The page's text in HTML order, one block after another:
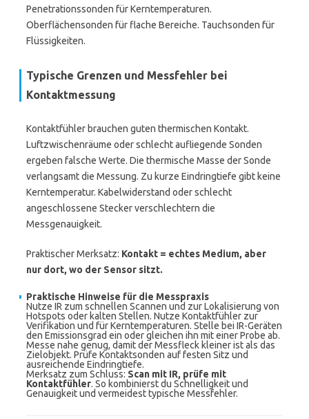
Penetrationssonden für Kerntemperaturen.
Oberflächensonden für flache Bereiche. Tauchsonden für
Flüssigkeiten.
Typische Grenzen und Messfehler bei
Kontaktmessung
Kontaktfühler brauchen guten thermischen Kontakt.
Luftzwischenräume oder schlecht aufliegende Sonden
ergeben falsche Werte. Die thermische Masse der Sonde
verlangsamt die Messung. Zu kurze Eindringtiefe gibt keine
Kerntemperatur. Kabelwiderstand oder schlecht
angeschlossene Stecker verschlechtern die
Messgenauigkeit.
Praktischer Merksatz: Kontakt = echtes Medium, aber
nur dort, wo der Sensor sitzt.
Praktische Hinweise für die Messpraxis
Nutze IR zum schnellen Scannen und zur Lokalisierung von
Hotspots oder kalten Stellen. Nutze Kontaktfühler zur
Verifikation und für Kerntemperaturen. Stelle bei IR-Geräten
den Emissionsgrad ein oder gleichen ihn mit einer Probe ab.
Messe nahe genug, damit der Messfleck kleiner ist als das
Zielobjekt. Prüfe Kontaktsonden auf festen Sitz und
ausreichende Eindringtiefe.
Merksatz zum Schluss: Scan mit IR, prüfe mit
Kontaktfühler. So kombinierst du Schnelligkeit und
Genauigkeit und vermeidest typische Messfehler.